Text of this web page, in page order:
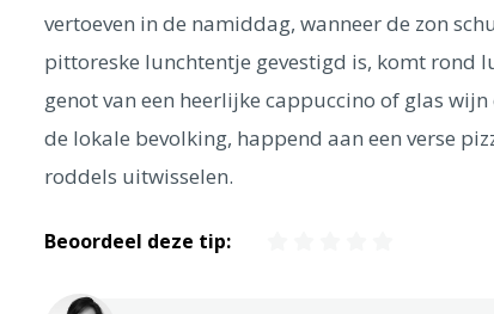
vertoeven in de namiddag, wanneer de zon
pittoreske lunchtentje gevestigd is, komt rond
genot van een heerlijke cappuccino of glas
de lokale bevolking, happend aan een verse
roddels uitwisselen.
Beoordeel deze tip: